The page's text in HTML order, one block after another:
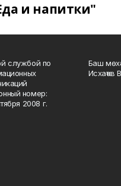
и напитки"
службой по
номер:
2008 г.
Баш
Исхаҡов